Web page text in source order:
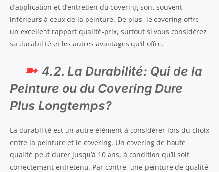
d’application et d’entretien du covering sont souvent
inférieurs à ceux de la peinture. De plus, le covering offre
un excellent rapport qualité-prix, surtout si vous considérez
sa durabilité et les autres avantages qu’il offre.
4.2. La Durabilité: Qui de la
Peinture ou du Covering Dure
Plus Longtemps?
La durabilité est un autre élément à considérer lors du choix
entre la peinture et le covering. Un covering de haute
qualité peut durer jusqu’à 10 ans, à condition qu’il soit
correctement entretenu. Par contre, une peinture de qualité